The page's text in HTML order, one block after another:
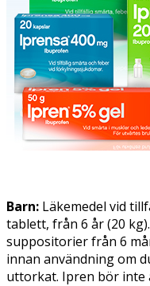
Barn: Läkemedel vid
tablett, från 6 år (20
suppositorier från 6
innan användning om
uttorkat. Ipren bör inte